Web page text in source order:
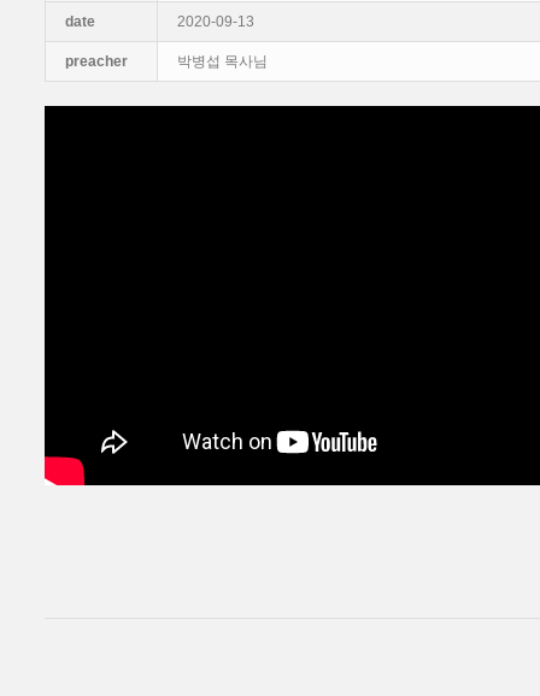
date 2020-09-13
preacher 박병섭 목사님